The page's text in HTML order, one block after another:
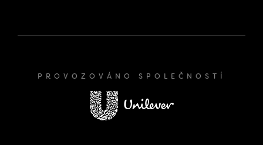
PROVOZOVÁNO SPOLEČNOSTÍ